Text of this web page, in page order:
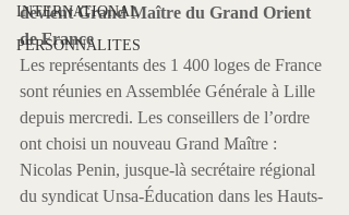
INTERNATIONAL
PERSONNALITES
devient Grand Maître du Grand Orient
de France
Les représentants des 1 400 loges de France
sont réunies en Assemblée Générale à Lille
depuis mercredi. Les conseillers de l’ordre
ont choisi un nouveau Grand Maître :
Nicolas Penin, jusque-là secrétaire régional
du syndicat Unsa-Éducation dans les Hauts-